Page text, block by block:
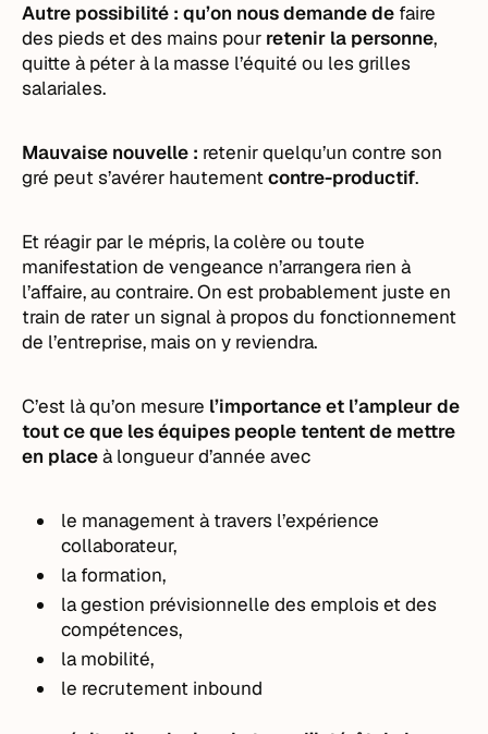
Autre possibilité : qu’on nous demande de faire
des pieds et des mains pour retenir la personne,
quitte à péter à la masse l’équité ou les grilles
salariales.
Mauvaise nouvelle : retenir quelqu’un contre son
gré peut s’avérer hautementcontre-productif.
Et réagir par le mépris, la colère ou toute
manifestation de vengeance n’arrangera rien à
l’affaire, au contraire. On est probablement juste en
train de rater un signal à propos du fonctionnement
de l’entreprise, mais on y reviendra.
C’est là qu’on mesure l’importance et l’ampleur de
tout ce que les équipes people tentent de mettre
en placeà longueur d’année avec
le management à travers l’expérience
collaborateur,
la formation,
la gestion prévisionnelle des emplois et des
compétences,
la mobilité,
le recrutement inbound